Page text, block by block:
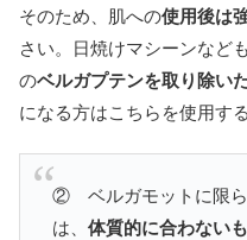
そのため、肌への使用後は
さい。日焼けマシーンなど
のベルガプテンを取り除い
になる方はこちらを使用す
② ベルガモットに限ら
は、 体質的に合わない